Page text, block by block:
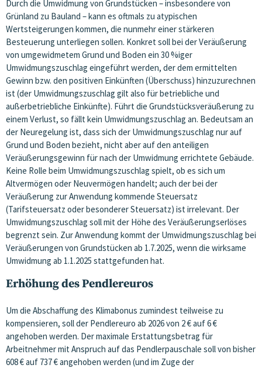
Durch die Umwidmung von Grundstücken – insbesondere von
Grünland zu Bauland – kann es oftmals zu atypischen
Wertsteigerungen kommen, die nunmehr einer stärkeren
Besteuerung unterliegen sollen. Konkret soll bei der Veräußerung
von umgewidmetem Grund und Boden ein 30 %iger
Umwidmungszuschlag eingeführt werden, der dem ermittelten
Gewinn bzw. den positiven Einkünften (Überschuss) hinzuzurechnen
ist (der Umwidmungszuschlag gilt also für betriebliche und
außerbetriebliche Einkünfte). Führt die Grundstücksveräußerung zu
einem Verlust, so fällt kein Umwidmungszuschlag an. Bedeutsam an
der Neuregelung ist, dass sich der Umwidmungszuschlag nur auf
Grund und Boden bezieht, nicht aber auf den anteiligen
Veräußerungsgewinn für nach der Umwidmung errichtete Gebäude.
Keine Rolle beim Umwidmungszuschlag spielt, ob es sich um
Altvermögen oder Neuvermögen handelt; auch der bei der
Veräußerung zur Anwendung kommende Steuersatz
(Tarifsteuersatz oder besonderer Steuersatz) ist irrelevant. Der
Umwidmungszuschlag soll mit der Höhe des Veräußerungserlöses
begrenzt sein. Zur Anwendung kommt der Umwidmungszuschlag bei
Veräußerungen von Grundstücken ab 1.7.2025, wenn die wirksame
Umwidmung ab 1.1.2025 stattgefunden hat.
Erhöhung des Pendlereuros
Um die Abschaffung des Klimabonus zumindest teilweise zu
kompensieren, soll der Pendlereuro ab 2026 von 2 € auf 6 €
angehoben werden. Der maximale Erstattungsbetrag für
Arbeitnehmer mit Anspruch auf das Pendlerpauschale soll von bisher
608 € auf 737 € angehoben werden (und im Zuge der